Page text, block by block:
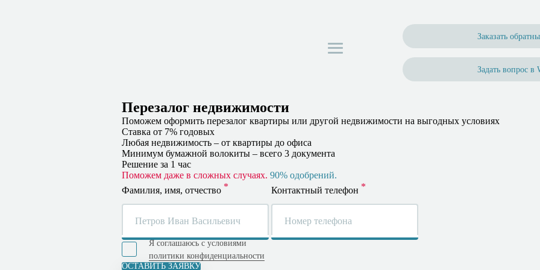
Заказать
Задать вопрос в
Перезалог недвижимости
Поможем оформить перезалог квартиры или другой недвижимости на выгодных условиях
Ставка от 7% годовых
Любая недвижимость – от квартиры до офиса
Минимум бумажной волокиты – всего 3 документа
Решение за 1 час
Поможем даже в сложных случаях. 90% одобрений.
Фамилия, имя, отчество
Контактный телефон
Я соглашаюсь с условиями
политики конфиденциальности
ОСТАВИТЬ ЗАЯВКУ